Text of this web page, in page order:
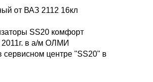
от ВАЗ 2112 16кл
SS20 комфорт
в а/м ОЛМИ
сервисном центре "SS20" в